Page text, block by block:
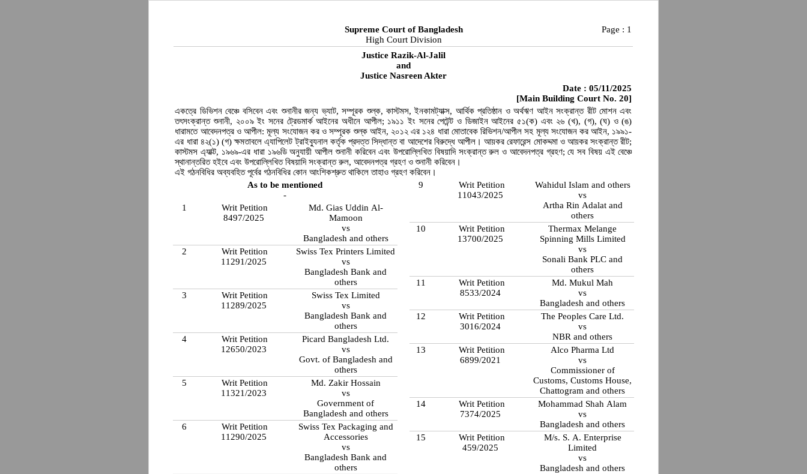
Supreme Court of Bangladesh
High Court Division
Page : 1
Justice Razik-Al-Jalil
and
Justice Nasreen Akter
Date : 05/11/2025
[Main Building Court No. 20]
একত্রে ডিভিশন বেঞ্চে বসিবেন এবং শুনানীর জন্য ভ্যাট, সম্পূরক শুল্ক, কাস্টমস, ইনকামট্যাক্স, আর্থিক প্রতিষ্ঠান ও অর্থঋণ আইন সংক্রান্ত রীট মোশন এবং
তৎসংক্রান্ত শুনানী, ২০০৯ ইং সনের ট্রেডমার্ক আইনের অধীনে আপীল; ১৯১১ ইং সনের পেটেন্ট ও ডিজাইন আইনের ৫১(ক) এবং ২৬ (খ), (গ), (ঘ) ও (ঙ)
ধারামতে আবেদনপত্র ও আপীল: মূল্য সংযোজন কর ও সম্পূরক শুল্ক আইন, ২০১২ এর ১২৪ ধারা মোতাবেক রিভিশন/আপীল সহ মূল্য সংযোজন কর আইন, ১৯৯১-
এর ধারা ৪২(১) (গ) ক্ষমতাবলে এ্যাপিলেট ট্রাইব্যুনাল কর্তৃক প্রদত্ত সিদ্ধান্ত বা আদেশের বিরুদ্ধে আপীল। আয়কর রেফারেন্স মোকদ্দমা ও আয়কর সংক্রান্ত রীট;
কাস্টমস এ্যাক্ট, ১৯৬৯-এর ধারা ১৯৬ডি অনুযায়ী আপীল শুনানী করিবেন এবং উপরোল্লিখিত বিষয়াদি সংক্রান্ত রুল ও আবেদনপত্র গ্রহণ; যে সব বিষয় এই বেঞ্চে
স্থানান্তরিত হইবে এবং উপরোল্লিখিত বিষয়াদি সংক্রান্ত রুল, আবেদনপত্র গ্রহণ ও শুনানী করিবেন।
এই গঠনবিধির অব্যবহিত পূর্বের গঠনবিধির কোন আংশিকশ্রুত থাকিলে তাহাও গ্রহণ করিবেন।
As to be mentioned
-
1
Writ Petition
8497/2025
Md. Gias Uddin Al-
Mamoon
vs
Bangladesh and others
2
Writ Petition
11291/2025
Swiss Tex Printers Limited
vs
Bangladesh Bank and
others
3
Writ Petition
11289/2025
Swiss Tex Limited
vs
Bangladesh Bank and
others
4
Writ Petition
12650/2023
Picard Bangladesh Ltd.
vs
Govt. of Bangladesh and
others
5
Writ Petition
11321/2023
Md. Zakir Hossain
vs
Government of
Bangladesh and others
6
Writ Petition
11290/2025
Swiss Tex Packaging and
Accessories
vs
Bangladesh Bank and
others
9
Writ Petition
11043/2025
Wahidul Islam and others
vs
Artha Rin Adalat and
others
10
Writ Petition
13700/2025
Thermax Melange
Spinning Mills Limited
vs
Sonali Bank PLC and
others
11
Writ Petition
8533/2024
Md. Mukul Mah
vs
Bangladesh and others
12
Writ Petition
3016/2024
The Peoples Care Ltd.
vs
NBR and others
13
Writ Petition
6899/2021
Alco Pharma Ltd
vs
Commissioner of
Customs, Customs House,
Chattogram and others
14
Writ Petition
7374/2025
Mohammad Shah Alam
vs
Bangladesh and others
15
Writ Petition
459/2025
M/s. S. A. Enterprise
Limited
vs
Bangladesh and others